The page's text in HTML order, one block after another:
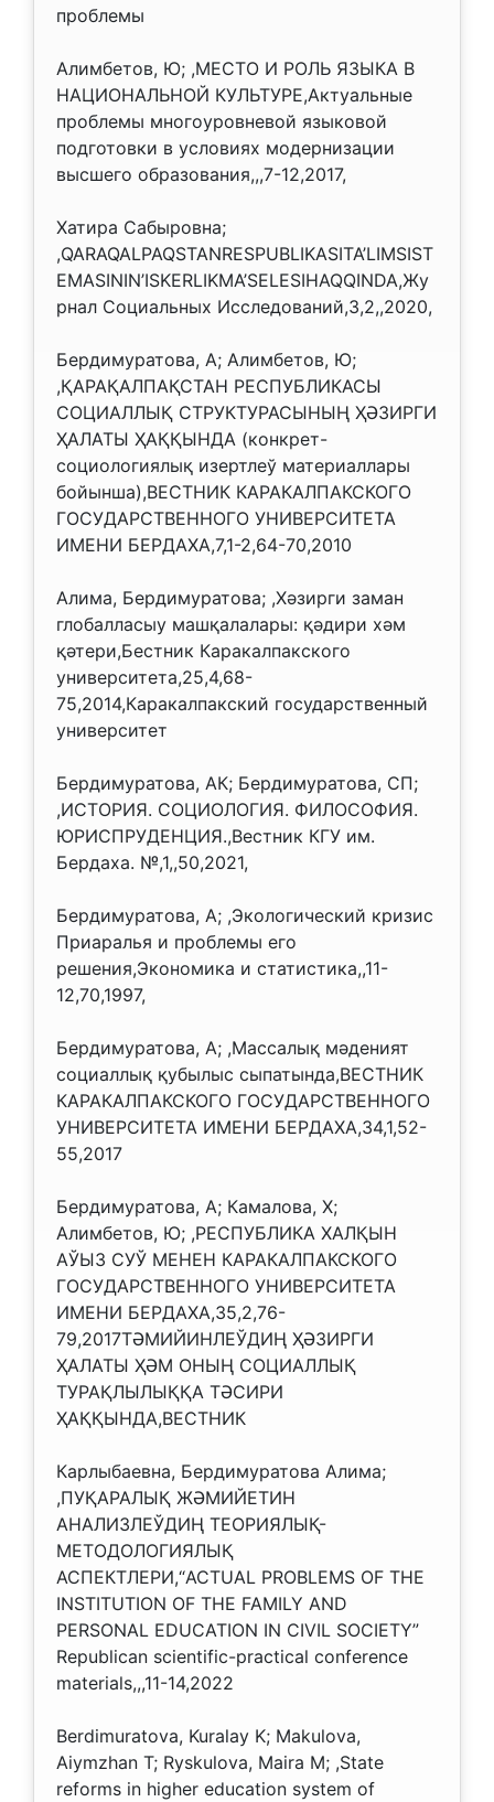
проблемы
Алимбетов, Ю; ,МЕСТО И РОЛЬ ЯЗЫКА В
НАЦИОНАЛЬНОЙ КУЛЬТУРЕ,Актуальные
проблемы многоуровневой языковой
подготовки в условиях модернизации
высшего образования,,,7-12,2017,
Хатира Сабыровна;
,QARAQALPAQSTANRESPUBLIKASITA’LIMSIST
EMASININ’ISKERLIKMA’SELESIHAQQINDA,Жу
рнал Социальных Исследований,3,2,,2020,
Бердимуратова, А; Алимбетов, Ю;
,ҚАРАҚАЛПАҚСТАН РЕСПУБЛИКАСЫ
СОЦИАЛЛЫҚ СТРУКТУРАСЫНЫҢ ҲӘЗИРГИ
ҲАЛАТЫ ҲАҚҚЫНДА (конкрет-
социологиялық изертлеў материаллары
бойынша),ВЕСТНИК КАРАКАЛПАКСКОГО
ГОСУДАРСТВЕННОГО УНИВЕРСИТЕТА
ИМЕНИ БЕРДАХА,7,1-2,64-70,2010
Алима, Бердимуратова; ,Хәзирги заман
глобалласыу машқалалары: қәдири хәм
қәтери,Бестник Каракалпакского
университета,25,4,68-
75,2014,Каракалпакский государственный
университет
Бердимуратова, АК; Бердимуратова, СП;
,ИСТОРИЯ. СОЦИОЛОГИЯ. ФИЛОСОФИЯ.
ЮРИСПРУДЕНЦИЯ.,Вестник КГУ им.
Бердаха. №,1,,50,2021,
Бердимуратова, А; ,Экологический кризис
Приаралья и проблемы его
решения,Экономика и статистика,,11-
12,70,1997,
Бердимуратова, А; ,Массалық мәденият
социаллық қубылыс сыпатында,ВЕСТНИК
КАРАКАЛПАКСКОГО ГОСУДАРСТВЕННОГО
УНИВЕРСИТЕТА ИМЕНИ БЕРДАХА,34,1,52-
55,2017
Бердимуратова, А; Камалова, Х;
Алимбетов, Ю; ,РЕСПУБЛИКА ХАЛҚЫН
АЎЫЗ СУЎ МЕНЕН КАРАКАЛПАКСКОГО
ГОСУДАРСТВЕННОГО УНИВЕРСИТЕТА
ИМЕНИ БЕРДАХА,35,2,76-
79,2017ТӘМИЙИНЛЕЎДИҢ ҲӘЗИРГИ
ҲАЛАТЫ ҲӘМ ОНЫҢ СОЦИАЛЛЫҚ
ТУРАҚЛЫЛЫҚҚА ТӘСИРИ
ҲАҚҚЫНДА,ВЕСТНИК
Карлыбаевна, Бердимуратова Алима;
,ПУҚАРАЛЫҚ ЖӘМИЙЕТИН
АНАЛИЗЛЕЎДИҢ ТЕОРИЯЛЫҚ-
МЕТОДОЛОГИЯЛЫҚ
АСПЕКТЛЕРИ,“ACTUAL PROBLEMS OF THE
INSTITUTION OF THE FAMILY AND
PERSONAL EDUCATION IN CIVIL SOCIETY”
Republican scientific-practical conference
materials,,,11-14,2022
Berdimuratova, Kuralay K; Makulova,
Aiymzhan T; Ryskulova, Maira M; ,State
reforms in higher education system of